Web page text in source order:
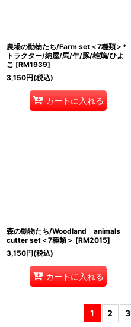
農場の動物たち/Farm set＜7種類＞*
トラクター/納屋/馬/牛/豚/雄鶏/ひよ
こ [RM1939]
3,150円(税込)
カートに入れる
森の動物たち/Woodland animals
cutter set＜7種類＞ [RM2015]
3,150円(税込)
カートに入れる
1 2 3